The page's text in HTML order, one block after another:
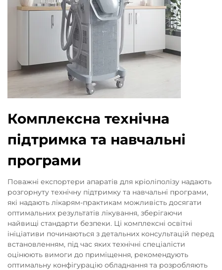
Комплексна технічна
підтримка та навчальні
програми
Поважні експортери апаратів для кріоліполізу надають
розгорнуту технічну підтримку та навчальні програми,
які надають лікарям-практикам можливість досягати
оптимальних результатів лікування, зберігаючи
найвищі стандарти безпеки. Ці комплексні освітні
ініціативи починаються з детальних консультацій перед
встановленням, під час яких технічні спеціалісти
оцінюють вимоги до приміщення, рекомендують
оптимальну конфігурацію обладнання та розробляють